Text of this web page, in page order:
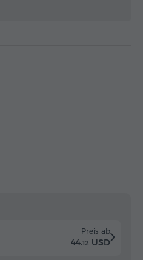
Preis ab
44.12 USD